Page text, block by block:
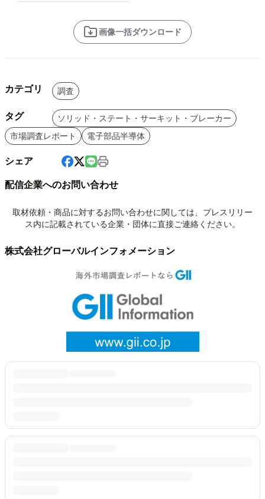
画像一括ダウンロード
カテゴリ 調査
タグ
ソリッド・ステート・サーキット・ブレーカー
市場調査レポート
電子部品半導体
シェア
配信企業へのお問い合わせ
取材依頼・商品に対するお問い合わせに関しては、プレスリリー
ス内に記載されている企業・団体に直接ご連絡ください。
株式会社グローバルインフォメーション